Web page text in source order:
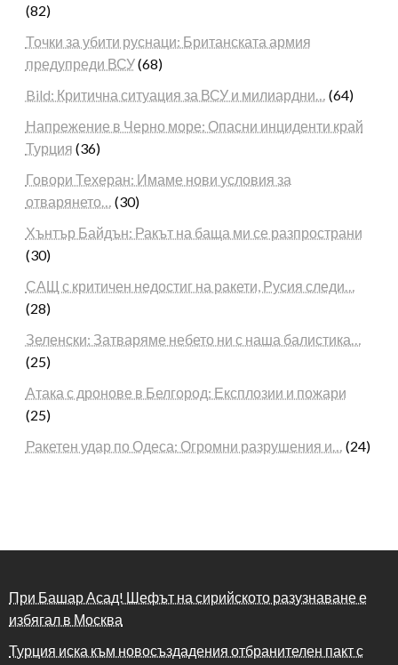
(82)
Точки за убити руснаци: Британската армия
предупреди ВСУ(68)
Bild: Критична ситуация за ВСУ и милиардни… (64)
Напрежение в Черно море: Опасни инциденти край
Турция (36)
Говори Техеран: Имаме нови условия за
отварянето… (30)
Хънтър Байдън: Ракът на баща ми се разпространи
(30)
САЩ с критичен недостиг на ракети, Русия следи…
(28)
Зеленски: Затваряме небето ни с наша балистика…
(25)
Атака с дронове в Белгород: Експлозии и пожари
(25)
Ракетен удар по Одеса: Огромни разрушения и… (24)
При Башар Асад! Шефът на сирийското разузнаване е
избягал в Москва
Турция иска към новосъздадения отбранителен пакт с